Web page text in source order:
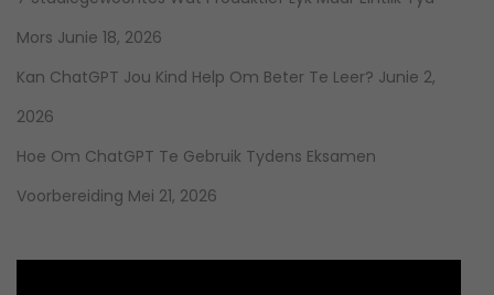
Mors Junie 18, 2026
Kan ChatGPT Jou Kind Help Om Beter Te Leer? Junie 2,
2026
Hoe Om ChatGPT Te Gebruik Tydens Eksamen
Voorbereiding Mei 21, 2026